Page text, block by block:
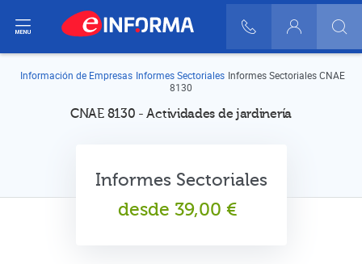
900 10 30 20
Login
Información de Empresas Informes Sectoriales Informes Sectoriales CNAE
8130
CNAE 8130 - Actividades de jardinería
Informes Sectoriales
desde 39,00 €